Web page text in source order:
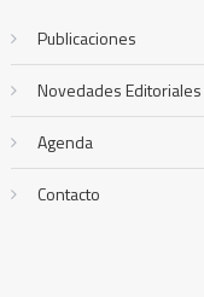
Publicaciones
Novedades Editoriales
Agenda
Contacto